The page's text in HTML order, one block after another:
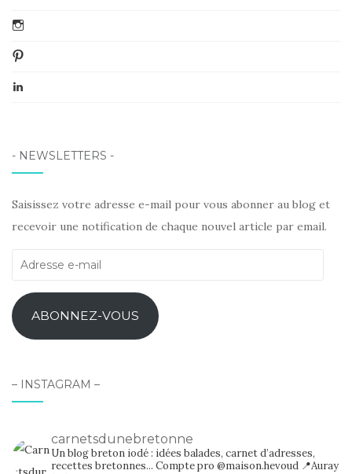
- NEWSLETTERS -
Saisissez votre adresse e-mail pour vous abonner au blog et
recevoir une notification de chaque nouvel article par email.
Adresse
mail
ABONNEZ-VOUS
– INSTAGRAM –
carnetsdunebretonne
Un blog breton iodé : idées balades, carnet d’adresses,
recettes bretonnes... Compte pro @maison.hevoud 📍Auray